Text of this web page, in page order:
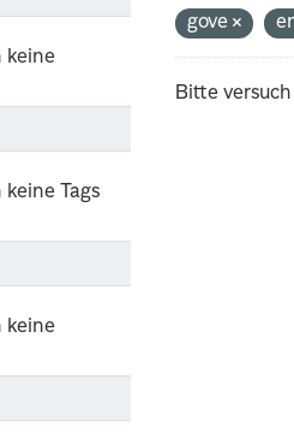
keine
keine Tags
keine
gove
Bitte